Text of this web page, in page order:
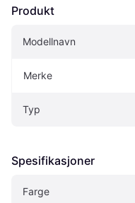
Produkt
Modellnavn
Merke
Typ
Spesifikasjoner
Farge